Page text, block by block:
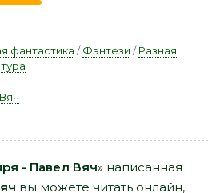
фантастика /Фэнтези /Разная
- Павел Вяч» написанная
вы можете читать онлайн,